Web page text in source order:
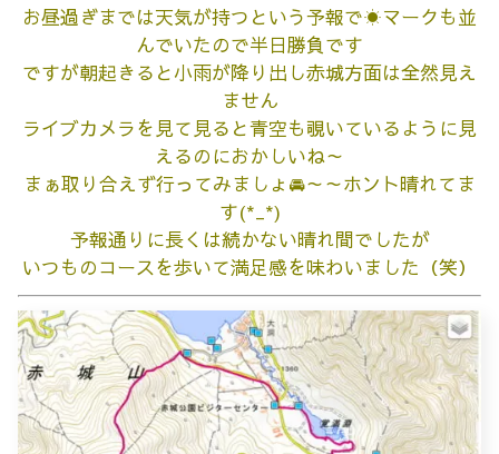
お昼過ぎまでは天気が持つという予報で☀マークも並
んでいたので半日勝負です
ですが朝起きると小雨が降り出し赤城方面は全然見え
ません
ライブカメラを見て見ると青空も覗いているように見
えるのにおかしいね～
まぁ取り合えず行ってみましょ🚘～～ホント晴れてま
す(*_*)
予報通りに長くは続かない晴れ間でしたが
いつものコースを歩いて満足感を味わいました（笑）